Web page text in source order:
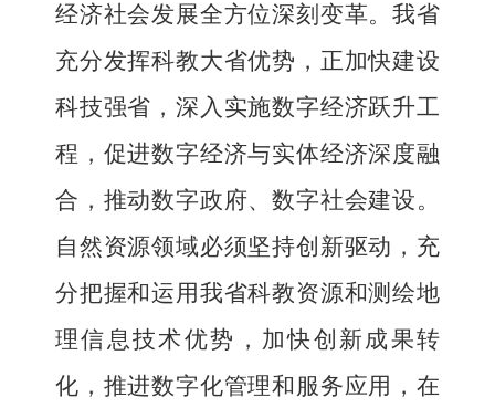
经济社会发展全方位深刻变革。我省
充分发挥科教大省优势，正加快建设
科技强省，深入实施数字经济跃升工
程，促进数字经济与实体经济深度融
合，推动数字政府、数字社会建设。
自然资源领域必须坚持创新驱动，充
分把握和运用我省科教资源和测绘地
理信息技术优势，加快创新成果转
化，推进数字化管理和服务应用，在